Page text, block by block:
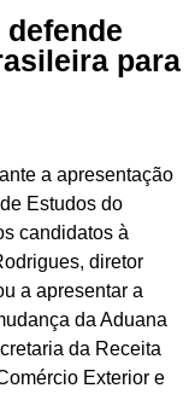
defende
para
a apresentação
Estudos do
candidatos à
diretor
a apresentar a
da Aduana
da Receita
Exterior e